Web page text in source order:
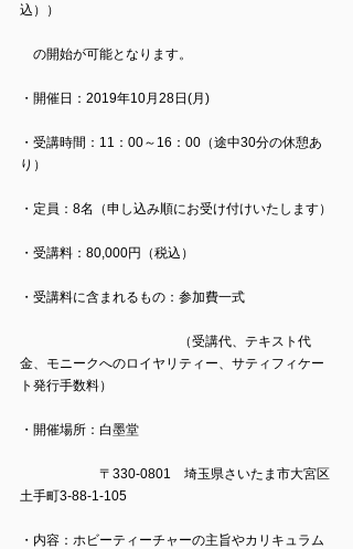
込））
の開始が可能となります。
・開催日：2019年10月28日(月)
・受講時間：11：00～16：00（途中30分の休憩あ
り）
・定員：8名（申し込み順にお受け付けいたします）
・受講料：80,000円（税込）
・受講料に含まれるもの：参加費一式
（受講代、テキスト代
金、モニークへのロイヤリティー、サティフィケー
ト発行手数料）
・開催場所：白墨堂
〒330-0801　埼玉県さいたま市大宮区
土手町3-88-1-105
・内容：ホビーティーチャーの主旨やカリキュラム